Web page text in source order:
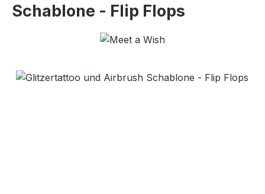
Schablone - Flip Flops
Bildergalerie überspringen